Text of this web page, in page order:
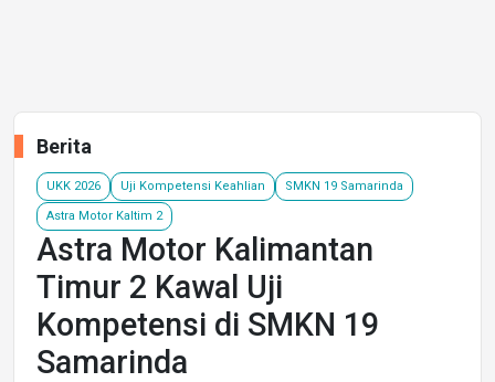
Berita
UKK 2026 Uji Kompetensi Keahlian SMKN 19 Samarinda
Astra Motor Kaltim 2
Astra Motor Kalimantan
Timur 2 Kawal Uji
Kompetensi di SMKN 19
Samarinda